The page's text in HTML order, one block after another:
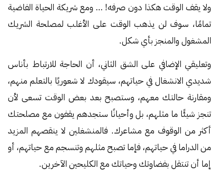
ولا يقف الوقت هكذا دون صرفه! … ومع شريكة الحياة الفاضية
تمامًا، سوف لن يذهب الوقت على الأغلب لمصلحة الشريك
المشغول والمنجز بأي شكل.
وتعليقي الإضافي على الشق الثاني، أن الحاجة للارتباط بأناس
شديدي الانشغال في حياتهم، سيقودك لا شعوريًا بالتعلم منهم،
ومقارنة حالتك معهم، وستصبح بعد بعض الوقت تسعى لأن
تنجز شيئًا ما مثلهم، بل وأحيانًا ستجدهم يقفون مع مصلحتك
أكثر من الوقوف مع مشاعرك. فالمنشغلين لا ينقصهم المزيد
من الدراما في حياتهم، فإما تصبح مثلهم وتنسجم مع حياتهم، أو
إما أن تنتقل بفضاوتك وحياتك مع الكليحين الآخرين.